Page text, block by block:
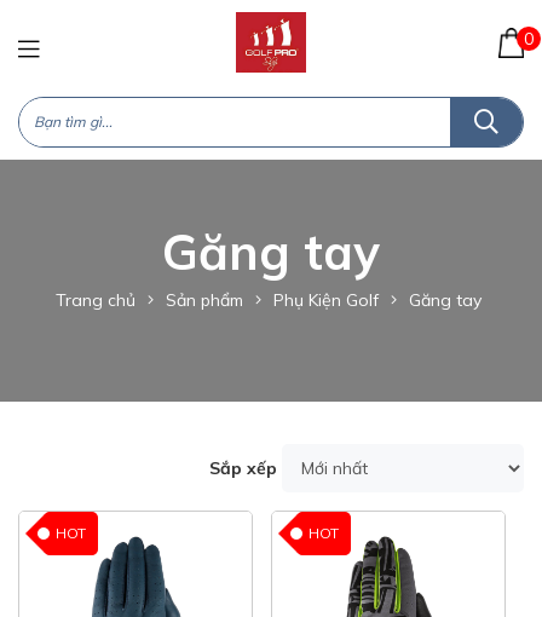
0
Găng tay
Trang chủ Sản phẩm Phụ Kiện Golf Găng tay
Sắp xếp
HOT HOT